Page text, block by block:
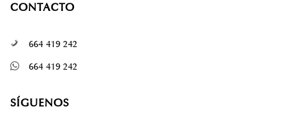
CONTACTO
664 419 242
664 419 242
SÍGUENOS